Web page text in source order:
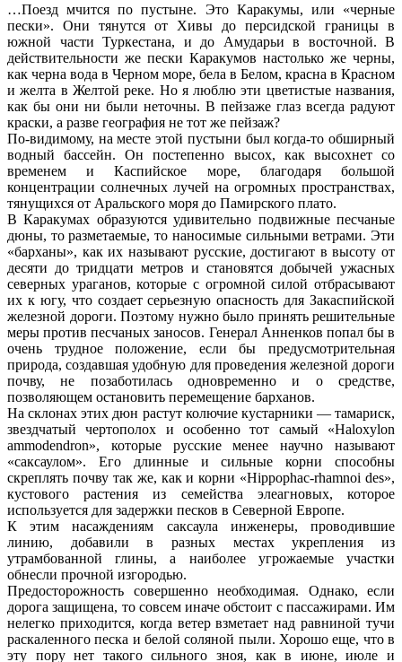
…Поезд мчится по пустыне. Это Каракумы, или «черные
пески». Они тянутся от Хивы до персидской границы в
южной части Туркестана, и до Амударьи в восточной. В
действительности же пески Каракумов настолько же черны,
как черна вода в Черном море, бела в Белом, красна в Красном
и желта в Желтой реке. Но я люблю эти цветистые названия,
как бы они ни были неточны. В пейзаже глаз всегда радуют
краски, а разве география не тот же пейзаж?
По-видимому, на месте этой пустыни был когда-то обширный
водный бассейн. Он постепенно высох, как высохнет со
временем и Каспийское море, благодаря большой
концентрации солнечных лучей на огромных пространствах,
тянущихся от Аральского моря до Памирского плато.
В Каракумах образуются удивительно подвижные песчаные
дюны, то разметаемые, то наносимые сильными ветрами. Эти
«барханы», как их называют русские, достигают в высоту от
десяти до тридцати метров и становятся добычей ужасных
северных ураганов, которые с огромной силой отбрасывают
их к югу, что создает серьезную опасность для Закаспийской
железной дороги. Поэтому нужно было принять решительные
меры против песчаных заносов. Генерал Анненков попал бы в
очень трудное положение, если бы предусмотрительная
природа, создавшая удобную для проведения железной дороги
почву, не позаботилась одновременно и о средстве,
позволяющем остановить перемещение барханов.
На склонах этих дюн растут колючие кустарники — тамариск,
звездчатый чертополох и особенно тот самый «Haloxylon
ammodendron», которые русские менее научно называют
«саксаулом». Его длинные и сильные корни способны
скреплять почву так же, как и корни «Hippophac-rhamnoi des»,
кустового растения из семейства элеагновых, которое
используется для задержки песков в Северной Европе.
К этим насаждениям саксаула инженеры, проводившие
линию, добавили в разных местах укрепления из
утрамбованной глины, а наиболее угрожаемые участки
обнесли прочной изгородью.
Предосторожность совершенно необходимая. Однако, если
дорога защищена, то совсем иначе обстоит с пассажирами. Им
нелегко приходится, когда ветер взметает над равниной тучи
раскаленного песка и белой соляной пыли. Хорошо еще, что в
эту пору нет такого сильного зноя, как в июне, июле и